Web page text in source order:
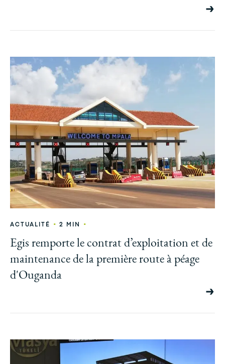
ACTUALITÉ • 2 MIN •
Egis remporte le contrat d’exploitation et de
maintenance de la première route à péage
d'Ouganda